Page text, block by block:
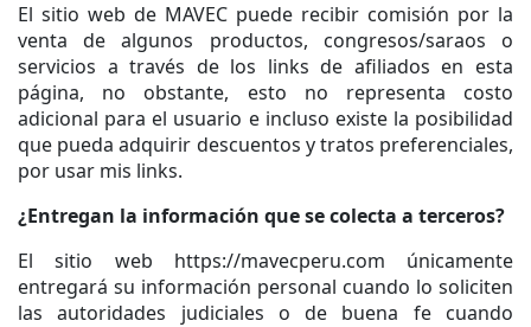
El sitio web de MAVEC puede recibir comisión por la
venta de algunos productos, congresos/saraos o
servicios a través de los links de afiliados en esta
página, no obstante, esto no representa costo
adicional para el usuario e incluso existe la posibilidad
que pueda adquirir descuentos y tratos preferenciales,
por usar mis links.
¿Entregan la información que se colecta a terceros?
El sitio web https://mavecperu.com únicamente
entregará su información personal cuando lo soliciten
las autoridades judiciales o de buena fe cuando